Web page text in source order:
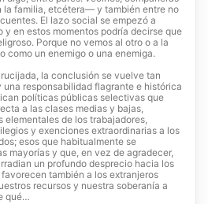
la familia, etcétera— y también entre no
El lazo social se empezó a
y en estos momentos podría decirse que
Porque no vemos al otro o a la
como un enemigo o una enemiga.
la conclusión se vuelve tan
responsabilidad flagrante e histórica
políticas públicas selectivas que
a las clases medias y bajas,
elementales de los trabajadores,
y exenciones extraordinarias a los
esos que habitualmente se
mayorías y que, en vez de agradecer,
un profundo desprecio hacia los
también a los extranjeros
recursos y nuestra soberanía a
qué…